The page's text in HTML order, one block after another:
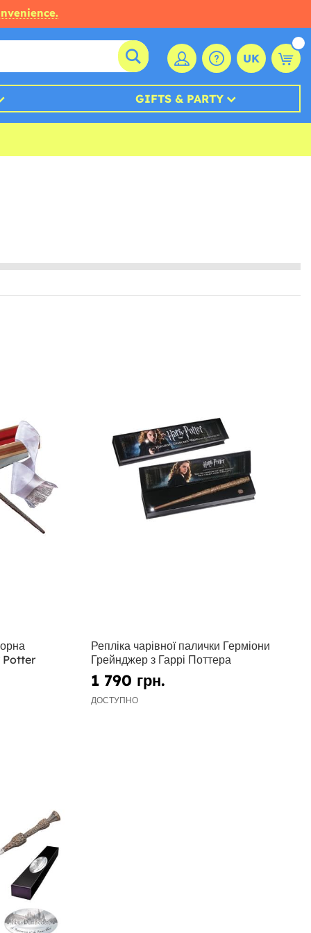
UK
GIFTS & PARTY
Potter
Репліка чарівної палички Герміони
Грейнджер з Гаррі Поттера
1 790 грн.
ДОСТУПНО